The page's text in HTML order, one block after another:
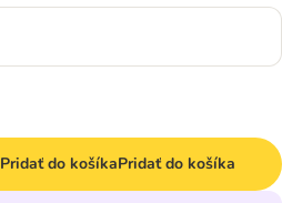
Pridať do košíkaPridať do košíka